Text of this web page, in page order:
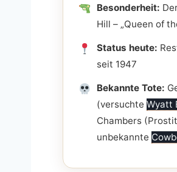
Besonderheit:
Hill – „Queen of
Status heute:
seit 1947
Bekannte Tote:
(versuchteWyatt
Chambers
unbekannte